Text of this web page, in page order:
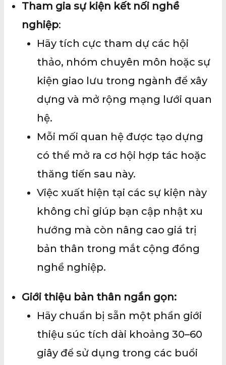
Tham gia sự kiện kết nối nghề
nghiệp:
Hãy tích cực tham dự các hội
thảo, nhóm chuyên môn hoặc sự
kiện giao lưu trong ngành để xây
dựng và mở rộng mạng lưới quan
hệ.
Mỗi mối quan hệ được tạo dựng
có thể mở ra cơ hội hợp tác hoặc
thăng tiến sau này.
Việc xuất hiện tại các sự kiện này
không chỉ giúp bạn cập nhật xu
hướng mà còn nâng cao giá trị
bản thân trong mắt cộng đồng
nghề nghiệp.
Giới thiệu bản thân ngắn gọn:
Hãy chuẩn bị sẵn một phần giới
thiệu súc tích dài khoảng 30–60
giây để sử dụng trong các buổi